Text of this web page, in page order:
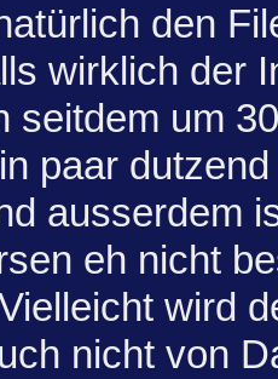
den
wirklich der
seitdem um
paar
ausserdem
eh nicht
wird
nicht von